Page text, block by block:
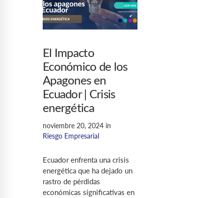
El Impacto
Económico de los
Apagones en
Ecuador | Crisis
energética
noviembre 20, 2024 in
Riesgo Empresarial
Ecuador enfrenta una crisis
energética que ha dejado un
rastro de pérdidas
económicas significativas en